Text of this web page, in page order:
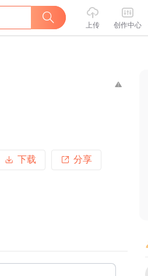
上传 创作中心
下载 分享